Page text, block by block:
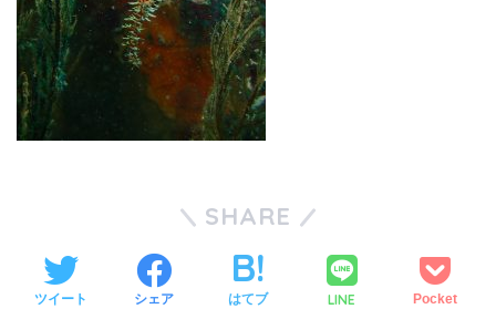
SHARE
ツイート シェア はてブ LINE Pocket